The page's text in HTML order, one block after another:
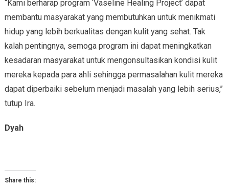
“Kami berharap program ‘Vaseline Healing Project’ dapat
membantu masyarakat yang membutuhkan untuk menikmati
hidup yang lebih berkualitas dengan kulit yang sehat. Tak
kalah pentingnya, semoga program ini dapat meningkatkan
kesadaran masyarakat untuk mengonsultasikan kondisi kulit
mereka kepada para ahli sehingga permasalahan kulit mereka
dapat diperbaiki sebelum menjadi masalah yang lebih serius,’’
tutup Ira.
Dyah
Share this: